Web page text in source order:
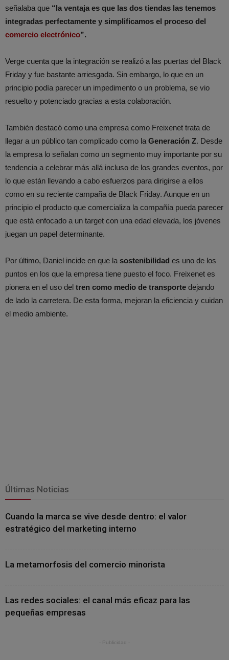
señalaba que “la ventaja es que las dos tiendas las tenemos
integradas perfectamente y simplificamos el proceso del
comercio electrónico”.
Verge cuenta que la integración se realizó a las puertas del Black
Friday y fue bastante arriesgada. Sin embargo, lo que en un
principio podía parecer un impedimento o un problema, se vio
resuelto y potenciado gracias a esta colaboración.
También destacó como una empresa como Freixenet trata de
llegar a un público tan complicado como la Generación Z. Desde
la empresa lo señalan como un segmento muy importante por su
tendencia a celebrar más allá incluso de los grandes eventos, por
lo que están llevando a cabo esfuerzos para dirigirse a ellos
como en su reciente campaña de Black Friday. Aunque en un
principio el producto que comercializa la compañía pueda parecer
que está enfocado a un target con una edad elevada, los jóvenes
juegan un papel determinante.
Por último, Daniel incide en que la sostenibilidad es uno de los
puntos en los que la empresa tiene puesto el foco. Freixenet es
pionera en el uso del tren como medio de transporte dejando
de lado la carretera. De esta forma, mejoran la eficiencia y cuidan
el medio ambiente.
Últimas Noticias
Cuando la marca se vive desde dentro: el valor
estratégico del marketing interno
La metamorfosis del comercio minorista
Las redes sociales: el canal más eficaz para las
pequeñas empresas
- Publicidad -